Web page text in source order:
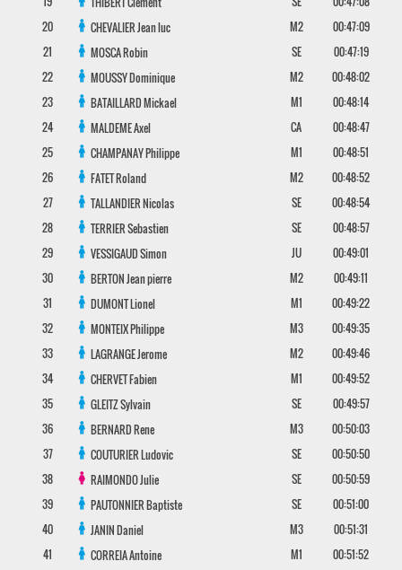
20
CHEVALIERJean luc M2
00:47:09
21
MOSCARobin SE
00:47:19
22
MOUSSYDominique M2
00:48:02
23
BATAILLARDMickael M1
00:48:14
24
MALDEMEAxel CA
00:48:47
25
CHAMPANAYPhilippe M1
00:48:51
26
FATETRoland M2
00:48:52
27
TALLANDIERNicolas SE
00:48:54
28
TERRIERSebastien SE
00:48:57
29
VESSIGAUDSimon JU
00:49:01
30
BERTONJean pierre M2
00:49:11
31
DUMONTLionel M1
00:49:22
32
MONTEIXPhilippe M3
00:49:35
33
LAGRANGEJerome M2
00:49:46
34
CHERVETFabien M1
00:49:52
35
GLEITZSylvain SE
00:49:57
36
BERNARDRene M3
00:50:03
37
COUTURIERLudovic SE
00:50:50
38
RAIMONDOJulie SE
00:50:59
39
PAUTONNIERBaptiste SE
00:51:00
40
JANINDaniel M3
00:51:31
41
CORREIAAntoine M1
00:51:52